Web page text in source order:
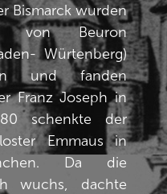
Bismarck wurden
von Beuron
Würtenberg)
und fanden
Franz Joseph in
schenkte der
Emmaus in
Da die
wuchs, dachte